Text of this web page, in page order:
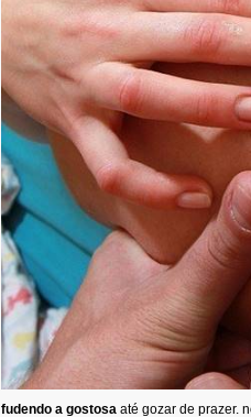
fudendo a gostosa até gozar de prazer.